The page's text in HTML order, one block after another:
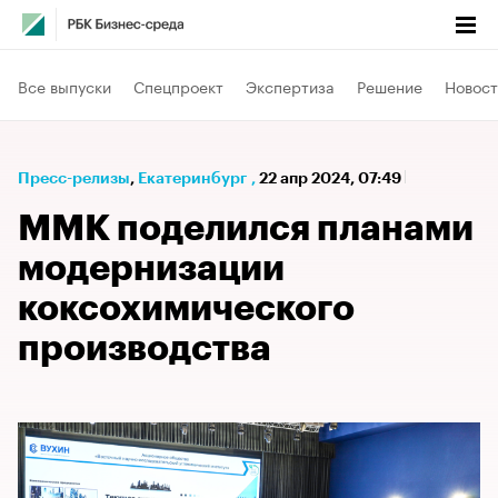
Все выпуски Спецпроект Экспертиза Решение
Пресс-релизы⁠, Екатеринбург , 22 апр 2024, 07:49
ММК поделился планами
модернизации
коксохимического
производства